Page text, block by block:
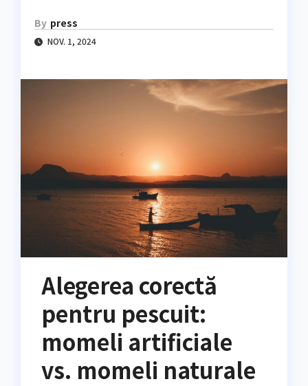
By press
NOV. 1, 2024
Alegerea corectă
pentru pescuit:
momeli artificiale
vs. momeli naturale